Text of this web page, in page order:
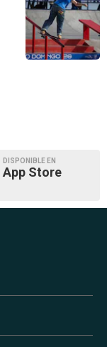
DISPONIBLE EN
App Store